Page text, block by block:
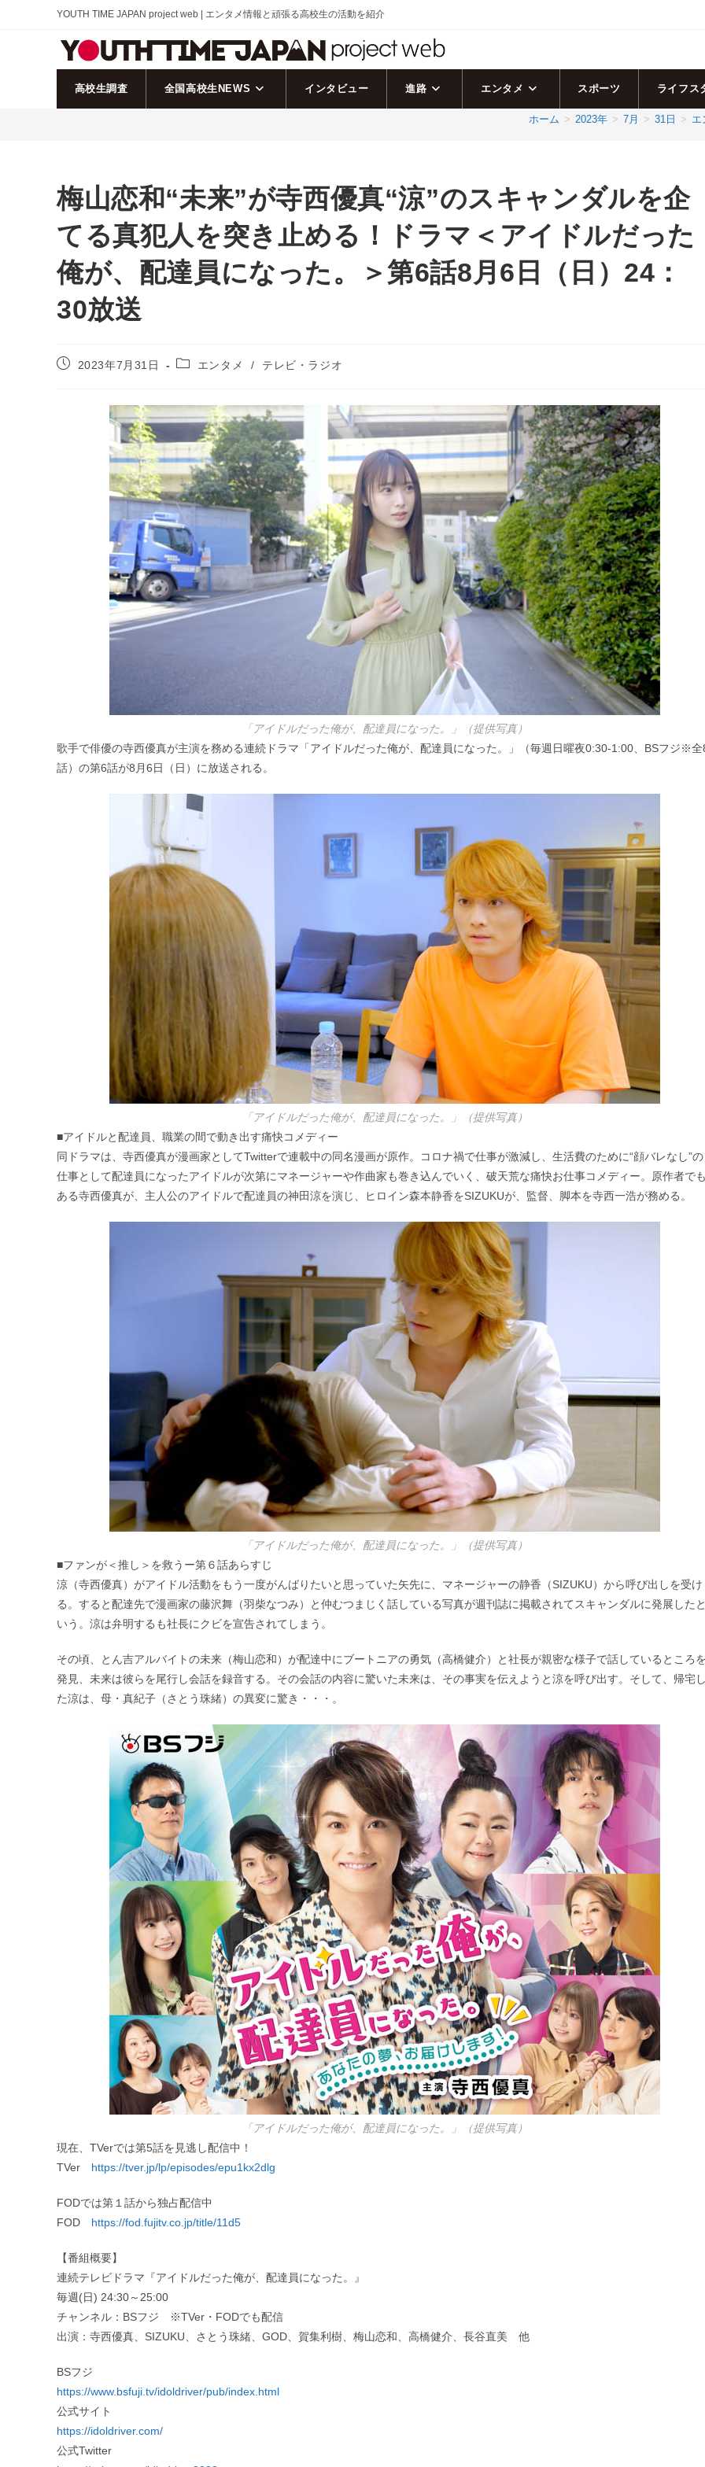
YOUTH TIME JAPAN project web | エンタメ情報と頑張る高校生の活動を紹介
高校生調査 全国高校生NEWS インタビュー 進路 エンタメ スポーツ ライフス
ホーム > 2023年 > 7月 > 31日 > エ
梅山恋和“未来”が寺西優真“涼”のスキャンダルを企
てる真犯人を突き止める！ドラマ＜アイドルだった
俺が、配達員になった。＞第6話8月6日（日）24：
30放送
投
2023年7月31日
投
テ
ゴ
ー:
エンタメ / テレビ・ラジオ
「アイドルだった俺が、配達員になった。」（提供写真）
歌手で俳優の寺西優真が主演を務める連続ドラマ「アイドルだった俺が、配達員になった。」（毎週日曜夜0:30-1:00、BSフジ※全
話）の第6話が8月6日（日）に放送される。
「アイドルだった俺が、配達員になった。」（提供写真）
■アイドルと配達員、職業の間で動き出す痛快コメディー
同ドラマは、寺西優真が漫画家としてTwitterで連載中の同名漫画が原作。コロナ禍で仕事が激減し、生活費のために“顔バレなし”の
仕事として配達員になったアイドルが次第にマネージャーや作曲家も巻き込んでいく、破天荒な痛快お仕事コメディー。原作者で
ある寺西優真が、主人公のアイドルで配達員の神田涼を演じ、ヒロイン森本静香をSIZUKUが、監督、脚本を寺西一浩が務める。
「アイドルだった俺が、配達員になった。」（提供写真）
■ファンが＜推し＞を救うー第６話あらすじ
涼（寺西優真）がアイドル活動をもう一度がんばりたいと思っていた矢先に、マネージャーの静香（SIZUKU）から呼び出しを受け
る。すると配達先で漫画家の藤沢舞（羽柴なつみ）と仲むつまじく話している写真が週刊誌に掲載されてスキャンダルに発展した
いう。涼は弁明するも社長にクビを宣告されてしまう。
その頃、とん吉アルバイトの未来（梅山恋和）が配達中にブートニアの勇気（高橋健介）と社長が親密な様子で話しているところ
発見、未来は彼らを尾行し会話を録音する。その会話の内容に驚いた未来は、その事実を伝えようと涼を呼び出す。そして、帰宅
た涼は、母・真紀子（さとう珠緒）の異変に驚き・・・。
「アイドルだった俺が、配達員になった。」（提供写真）
現在、TVerでは第5話を見逃し配信中！
TVer https://tver.jp/lp/episodes/epu1kx2dlg
FODでは第１話から独占配信中
FOD https://fod.fujitv.co.jp/title/11d5
【番組概要】
連続テレビドラマ『アイドルだった俺が、配達員になった。』
毎週(日) 24:30～25:00
チャンネル：BSフジ ※TVer・FODでも配信
出演：寺西優真、SIZUKU、さとう珠緒、GOD、賀集利樹、梅山恋和、高橋健介、長谷直美 他
BSフジ
https://www.bsfuji.tv/idoldriver/pub/index.html
公式サイト
https://idoldriver.com/
公式Twitter